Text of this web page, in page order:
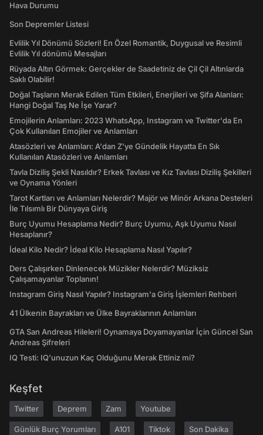
Hava Durumu
Son Depremler Listesi
Evlilik Yıl Dönümü Sözleri! En Özel Romantik, Duygusal ve Resimli
Evlilik Yıl dönümü Mesajları
Rüyada Altın Görmek: Gerçekler de Saadetiniz de Çil Çil Altınlarda
Saklı Olabilir!
Doğal Taşların Merak Edilen Tüm Etkileri, Enerjileri ve Şifa Alanları:
Hangi Doğal Taş Ne İşe Yarar?
Emojilerin Anlamları: 2023 WhatsApp, Instagram ve Twitter'da En
Çok Kullanılan Emojiler ve Anlamları
Atasözleri ve Anlamları: A'dan Z'ye Gündelik Hayatta En Sık
Kullanılan Atasözleri ve Anlamları
Tavla Diziliş Şekli Nasıldır? Erkek Tavlası ve Kız Tavlası Diziliş Şekilleri
ve Oynama Yönleri
Tarot Kartları ve Anlamları Nelerdir? Majör ve Minör Arkana Desteleri
İle Tılsımlı Bir Dünyaya Giriş
Burç Uyumu Hesaplama Nedir? Burç Uyumu, Aşk Uyumu Nasıl
Hesaplanır?
İdeal Kilo Nedir? İdeal Kilo Hesaplama Nasıl Yapılır?
Ders Çalışırken Dinlenecek Müzikler Nelerdir? Müziksiz
Çalışamayanlar Toplanın!
Instagram Giriş Nasıl Yapılır? Instagram'a Giriş İşlemleri Rehberi
41 Ülkenin Bayrakları ve Ülke Bayraklarının Anlamları
GTA San Andreas Hileleri! Oynamaya Doyamayanlar İçin Güncel San
Andreas Şifreleri
IQ Testi: IQ'unuzun Kaç Olduğunu Merak Ettiniz mi?
Keşfet
Twitter Deprem Zam Youtube
Günlük Burç Yorumları A101 Tiktok Son Dakika